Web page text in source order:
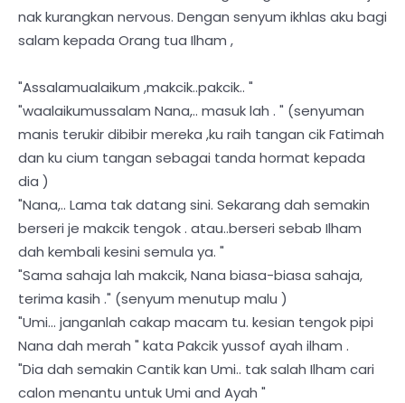
nak kurangkan nervous. Dengan senyum ikhlas aku bagi
salam kepada Orang tua Ilham ,
"Assalamualaikum ,makcik..pakcik.. "
"waalaikumussalam Nana,.. masuk lah . " (senyuman
manis terukir dibibir mereka ,ku raih tangan cik Fatimah
dan ku cium tangan sebagai tanda hormat kepada
dia )
"Nana,.. Lama tak datang sini. Sekarang dah semakin
berseri je makcik tengok . atau..berseri sebab Ilham
dah kembali kesini semula ya. "
"Sama sahaja lah makcik, Nana biasa-biasa sahaja,
terima kasih ." (senyum menutup malu )
"Umi... janganlah cakap macam tu. kesian tengok pipi
Nana dah merah " kata Pakcik yussof ayah ilham .
"Dia dah semakin Cantik kan Umi.. tak salah Ilham cari
calon menantu untuk Umi and Ayah "